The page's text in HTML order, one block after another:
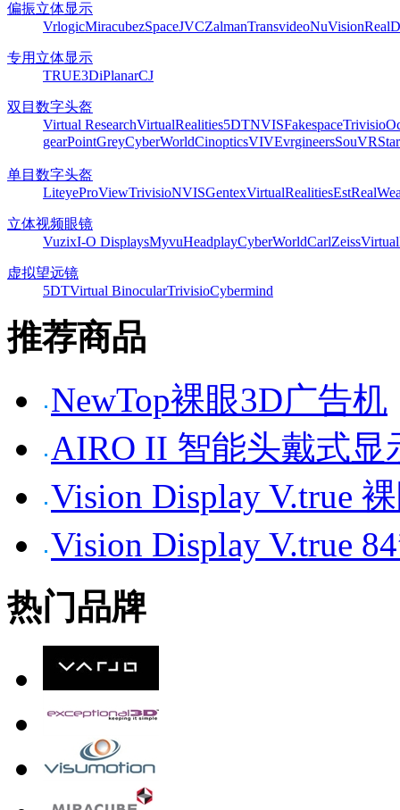
偏振立体显示
VrlogicMiracubezSpaceJVCZalmanTransvideoNuVisionRealD
专用立体显示
TRUE3DiPlanarCJ
双目数字头盔
Virtual ResearchVirtualRealities5DTNVISFakespaceTrivisio
gearPointGreyCyberWorldCinopticsVIVEvrgineersSouVR
单目数字头盔
LiteyeProViewTrivisioNVISGentexVirtualRealitiesEst
立体视频眼镜
VuzixI-O DisplaysMyvuHeadplayCyberWorldCarlZeiss
虚拟望远镜
5DTVirtual BinocularTrivisioCybermind
推荐商品
NewTop裸眼3D广告机
AIRO II 智能头戴式显
Vision Display V.true
Vision Display V.true
热门品牌